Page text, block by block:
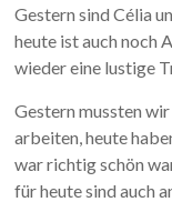
Gestern sind Célia
heute ist auch noch
wieder eine lustige
Gestern mussten
arbeiten, heute
war richtig schön
für heute sind auch